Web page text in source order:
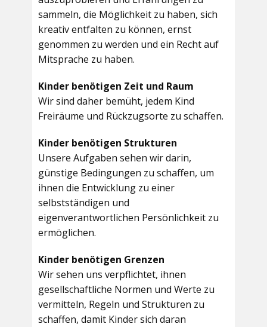
sammeln, die Möglichkeit zu haben, sich
kreativ entfalten zu können, ernst
genommen zu werden und ein Recht auf
Mitsprache zu haben.
Kinder benötigen Zeit und Raum
Wir sind daher bemüht, jedem Kind
Freiräume und Rückzugsorte zu schaffen.
Kinder benötigen Strukturen
Unsere Aufgaben sehen wir darin,
günstige Bedingungen zu schaffen, um
ihnen die Entwicklung zu einer
selbstständigen und
eigenverantwortlichen Persönlichkeit zu
ermöglichen.
Kinder benötigen Grenzen
Wir sehen uns verpflichtet, ihnen
gesellschaftliche Normen und Werte zu
vermitteln, Regeln und Strukturen zu
schaffen, damit Kinder sich daran